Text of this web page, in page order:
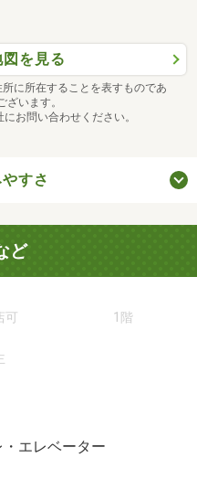
を見る
に所在することを表すものであ
います。
お問い合わせください。
すさ
ど
可 1階
エレベーター